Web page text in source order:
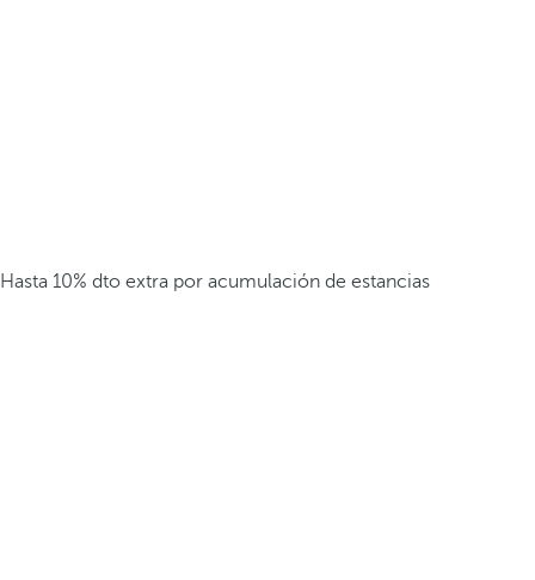
Hasta 10% dto extra por acumulación de estancias